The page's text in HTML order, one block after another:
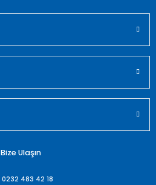
Bize Ulaşın
0232 483 42 18